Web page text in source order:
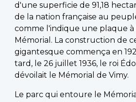
d'une superficie de 91,18
de la nation française au
comme l'indique une plaque
Mémorial. La construction de
gigantesque commença en
tard, le 26 juillet 1936, le roi
dévoilait le Mémorial de Vimy.
Le parc qui entoure le